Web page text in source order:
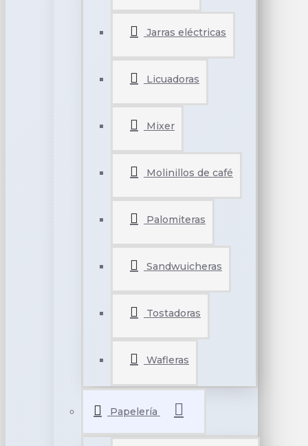
Jarras eléctricas
Licuadoras
Mixer
Molinillos de café
Palomiteras
Sandwuicheras
Tostadoras
Wafleras
Papelería